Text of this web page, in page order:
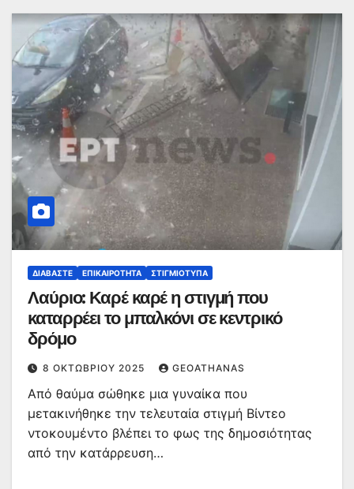
ΔΙΑΒΆΣΤΕ ΕΠΙΚΑΙΡΌΤΗΤΑ ΣΤΙΓΜΙΌΤΥΠΑ
Λαύριο: Καρέ καρέ η στιγμή που
καταρρέει το μπαλκόνι σε κεντρικό
δρόμο
8 ΟΚΤΩΒΡΊΟΥ 2025 GEOATHANAS
Από θαύμα σώθηκε μια γυναίκα που
μετακινήθηκε την τελευταία στιγμή Βίντεο
ντοκουμέντο βλέπει το φως της δημοσιότητας
από την κατάρρευση…